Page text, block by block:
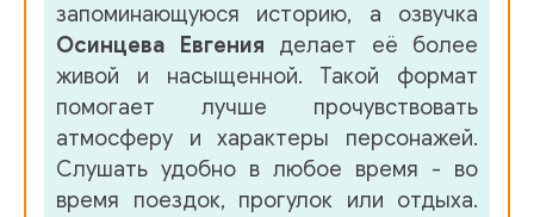
39
40
41
запоминающуюся историю, а озвучка
Осинцева Евгения делает её более
живой и насыщенной. Такой формат
помогает лучше прочувствовать
атмосферу и характеры персонажей.
Слушать удобно в любое время - во
время поездок, прогулок или отдыха.